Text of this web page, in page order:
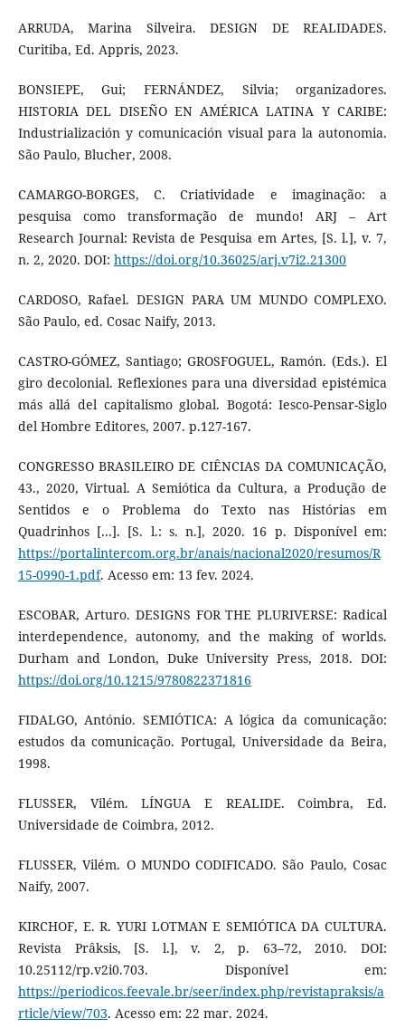
ARRUDA, Marina Silveira. DESIGN DE REALIDADES.
Curitiba, Ed. Appris, 2023.
BONSIEPE, Gui; FERNÁNDEZ, Silvia; organizadores.
HISTORIA DEL DISEÑO EN AMÉRICA LATINA Y CARIBE:
Industrialización y comunicación visual para la autonomia.
São Paulo, Blucher, 2008.
CAMARGO-BORGES, C. Criatividade e imaginação: a
pesquisa como transformação de mundo! ARJ – Art
Research Journal: Revista de Pesquisa em Artes, [S. l.], v. 7,
n. 2, 2020. DOI: https://doi.org/10.36025/arj.v7i2.21300
CARDOSO, Rafael. DESIGN PARA UM MUNDO COMPLEXO.
São Paulo, ed. Cosac Naify, 2013.
CASTRO-GÓMEZ, Santiago; GROSFOGUEL, Ramón. (Eds.). El
giro decolonial. Reflexiones para una diversidad epistémica
más allá del capitalismo global. Bogotá: Iesco-Pensar-Siglo
del Hombre Editores, 2007. p.127-167.
CONGRESSO BRASILEIRO DE CIÊNCIAS DA COMUNICAÇÃO,
43., 2020, Virtual. A Semiótica da Cultura, a Produção de
Sentidos e o Problema do Texto nas Histórias em
Quadrinhos [...]. [S. l.: s. n.], 2020. 16 p. Disponível em:
https://portalintercom.org.br/anais/nacional2020/resumos/R
15-0990-1.pdf. Acesso em: 13 fev. 2024.
ESCOBAR, Arturo. DESIGNS FOR THE PLURIVERSE: Radical
interdependence, autonomy, and the making of worlds.
Durham and London, Duke University Press, 2018. DOI:
https://doi.org/10.1215/9780822371816
FIDALGO, António. SEMIÓTICA: A lógica da comunicação:
estudos da comunicação. Portugal, Universidade da Beira,
1998.
FLUSSER, Vilém. LÍNGUA E REALIDE. Coimbra, Ed.
Universidade de Coimbra, 2012.
FLUSSER, Vilém. O MUNDO CODIFICADO. São Paulo, Cosac
Naify, 2007.
KIRCHOF, E. R. YURI LOTMAN E SEMIÓTICA DA CULTURA.
Revista Prâksis, [S. l.], v. 2, p. 63–72, 2010. DOI:
10.25112/rp.v2i0.703. Disponível em:
https://periodicos.feevale.br/seer/index.php/revistapraksis/a
rticle/view/703. Acesso em: 22 mar. 2024.